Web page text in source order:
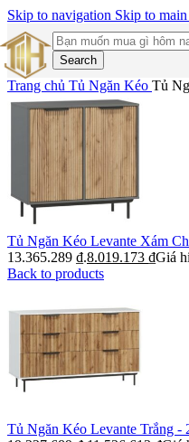
Skip to navigation Skip to
Search
Trang chủ Tủ Ngăn Kéo Tủ
Tủ Ngăn Kéo Levante Xám
13.365.289 ₫.8.019.173 ₫Giá
Back to products
Tủ Ngăn Kéo Levante Trắng -